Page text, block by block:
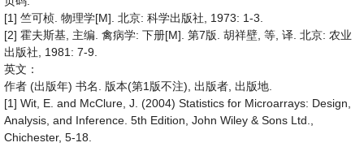
[1] 竺可桢 物理学[M]. 北京: 科学出版社 , 1973: 1-3.
[2] 霍夫斯基 主编 禽病学: 下册[M]. 第7版 胡祥壁 等 译 北京: 农业
出版社 , 1981: 7-9.
英文：
作者 (出版年) 书名 版本(第1 版不注), 出版者 出版地
[1] Wit, E. and McClure, J. (2004) Statistics for Microarrays: Design,
Analysis, and Inference. 5th Edition, John Wiley & Sons Ltd.,
Chichester, 5-18.